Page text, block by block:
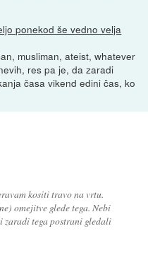
ponekod še vedno velja
musliman, ateist, whatever
res pa je, da zaradi
časa vikend edini čas, ko
kositi travo na vrtu.
omejitve glede tega. Nebi
zaradi tega postrani gledali